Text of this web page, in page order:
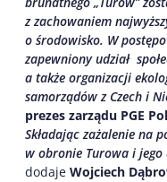
z zachowaniem
o środowisko. W
zapewniony udział
a także organizacji
samorządów z Czech i
prezes zarządu PGE
Składając zażalenie na
w obronie Turowa i jego
dodaje Wojciech